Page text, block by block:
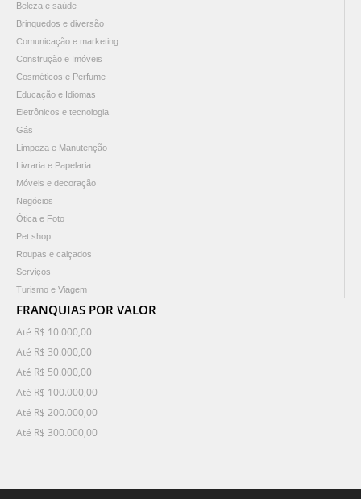
Beleza e saúde
Brinquedos e diversão
Comunicação e marketing
Construção e Imóveis
Cosméticos e Perfume
Educação e Idiomas
Eletrônicos e tecnologia
Gás
Limpeza e Manutenção
Livraria e Papelaria
Móveis e decoração
Negócios
Ótica e Foto
Pet shop
Roupas e calçados
Serviços
Turismo e Viagem
FRANQUIAS POR VALOR
Até R$ 10.000,00
Até R$ 30.000,00
Até R$ 50.000,00
Até R$ 100.000,00
Até R$ 200.000,00
Até R$ 300.000,00